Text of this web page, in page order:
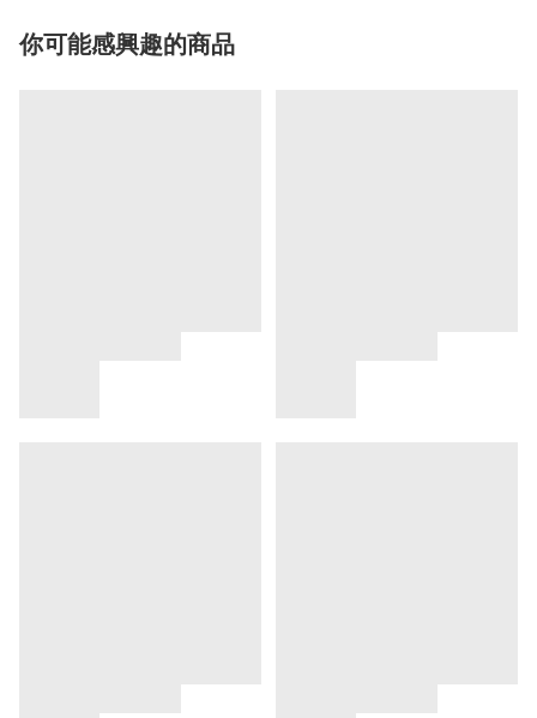
你可能感興趣的商品